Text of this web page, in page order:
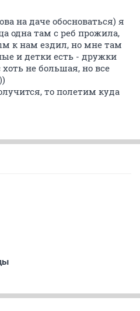
на даче обосноваться) я
одна там с реб прожила,
к нам ездил, но мне там
и детки есть - дружки
не большая, но все
то полетим куда